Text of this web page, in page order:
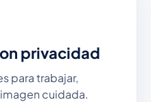
privacidad
para trabajar,
cuidada.